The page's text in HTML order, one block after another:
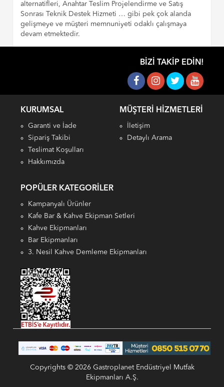
alternatifleri, Anahtar Teslim Projelendirme ve Satış
Sonrası Teknik Destek Hizmeti … gibi pek çok alanda
gelişmeye ve müşteri memnuniyeti odaklı çalışmaya
devam etmektedir.
BIZI TAKIP EDIN!
KURUMSAL
Garanti ve İade
Sipariş Takibi
Teslimat Koşulları
Hakkımızda
MÜŞTERI HIZMETLERI
İletişim
Detaylı Arama
POPÜLER KATEGORILER
Kampanyalı Ürünler
Kafe Bar & Kahve Ekipman Setleri
Kahve Ekipmanları
Bar Ekipmanları
3. Nesil Kahve Demleme Ekipmanları
Copyrights © 2026 Gastroplanet Endüstriyel Mutfak
Ekipmanları A.Ş.